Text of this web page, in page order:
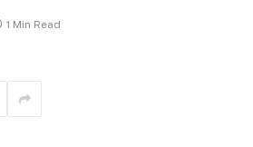
1 Min Read